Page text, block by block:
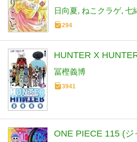
日向夏 ねこクラゲ 七
294
HUNTER X
冨樫義博
3941
ONE PIECE 115 (